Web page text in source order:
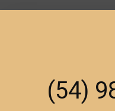
(54)